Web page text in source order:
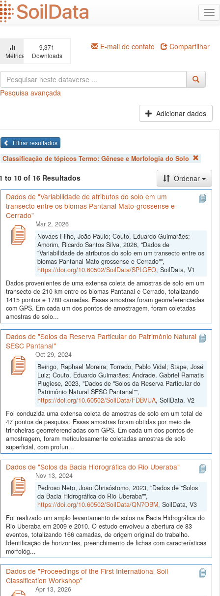
Ir
para
o
principal
Métricas
9,371
Downloads
E-mail de contato Compartilhar
Pesquisa avançada
Adicionar dados
Filtrar resultados
Classificação de tópicos Termo: Gênese e Morfologia do Solo
to 10 of 16 Resultados
Ordenar
Dados de "Variabilidade de atributos do solo em um
transecto entre os biomas Pantanal Mato-grossense e
Cerrado"
Mar 2, 2026
Novaes Filho, João Paulo; Couto, Eduardo Guimarães;
Amorim, Ricardo Santos Silva, 2026, "Dados de
"Variabilidade de atributos do solo em um transecto entre os
biomas Pantanal Mato-grossense e Cerrado"",
https://doi.org/10.60502/SoilData/SPLGEO, SoilData, V1
Dados provenientes de uma extensa coleta de amostras de solo em um
transecto de 210 km entre os biomas Pantanal e Cerrado, totalizando
1415 pontos e 1780 camadas. Essas amostras foram georreferenciadas
com GPS. Em cada um dos pontos de amostragem, foram coletadas
amostras de solo...
Dados de "Solos da Reserva Particular do Patrimônio Natural
SESC Pantanal"
Oct 29, 2024
Beirigo, Raphael Moreira; Torrado, Pablo Vidal; Stape, José
Luiz; Couto, Eduardo Guimarães; Andrade, Gabriel Ramatis
Plugiese, 2023, "Dados de "Solos da Reserva Particular do
Patrimônio Natural SESC Pantanal"",
https://doi.org/10.60502/SoilData/FDBVUA, SoilData, V2
Foi conduzida uma extensa coleta de amostras de solo em um total de
47 pontos de pesquisa. Essas amostras foram obtidas por meio de
trincheiras georreferenciadas com GPS. Em cada um dos pontos de
amostragem, foram meticulosamente coletadas amostras de solo
superficial, com profun...
Dados de "Solos da Bacia Hidrográfica do Rio Uberaba"
Nov 13, 2024
Pedroso Neto, João Chrisóstomo, 2023, "Dados de "Solos
da Bacia Hidrográfica do Rio Uberaba"",
https://doi.org/10.60502/SoilData/QN7OBM, SoilData, V3
Foi realizado um amplo levantamento de solos na Bacia Hidrográfica do
Rio Uberaba em 2009 e 2010. O estudo envolveu a abertura de 83
eventos, totalizando 166 camadas, de origem original do trabalho.
Identificação de horizontes, preenchimento de fichas com características
morfológ...
Dados de "Proceedings of the First International Soil
Classification Workshop"
Apr 13, 2026